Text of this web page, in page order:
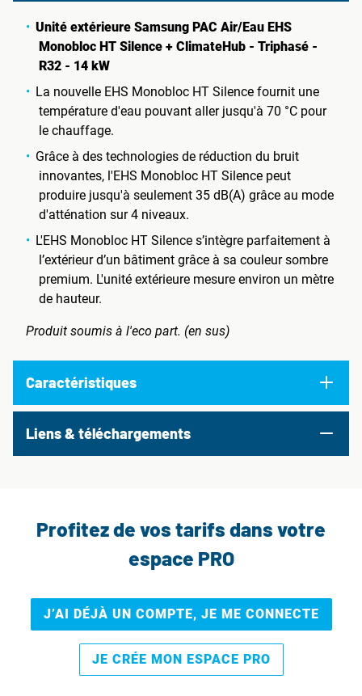
Unité extérieure Samsung PAC Air/Eau EHS
Monobloc HT Silence + ClimateHub - Triphasé -
R32 - 14 kW
La nouvelle EHS Monobloc HT Silence fournit une
température d'eau pouvant aller jusqu'à 70 °C pour
le chauffage.
Grâce à des technologies de réduction du bruit
innovantes, l'EHS Monobloc HT Silence peut
produire jusqu'à seulement 35 dB(A) grâce au mode
d'atténation sur 4 niveaux.
L'EHS Monobloc HT Silence s’intègre parfaitement à
l’extérieur d’un bâtiment grâce à sa couleur sombre
premium. L'unité extérieure mesure environ un mètre
de hauteur.
Produit soumis à l'eco part. (en sus)
Caractéristiques
Liens & téléchargements
Profitez de vos tarifs dans votre
espace PRO
J’AI DÉJÀ UN COMPTE, JE ME CONNECTE
JE CRÉE MON ESPACE PRO